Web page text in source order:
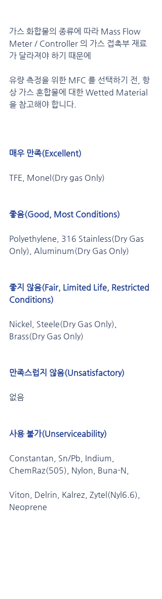
가스 화합물의 종류에 따라 Mass Flow
Meter / Controller 의 가스 접촉부 재료
가 달라져야 하기 때문에
유량 측정을 위한 MFC 를 선택하기 전, 항
상 가스 혼합물에 대한 Wetted Material
을 참고해야 합니다.
매우 만족(Excellent)
TFE, Monel(Dry gas Only)
좋음(Good, Most Conditions)
Polyethylene, 316 Stainless(Dry Gas
Only), Aluminum(Dry Gas Only)
좋지 않음(Fair, Limited Life, Restricted
Conditions)
Nickel, Steele(Dry Gas Only),
Brass(Dry Gas Only)
만족스럽지 않음(Unsatisfactory)
없음
사용 불가(Unserviceability)
Constantan, Sn/Pb, Indium,
ChemRaz(505), Nylon, Buna-N,
Viton, Delrin, Kalrez, Zytel(Nyl6.6),
Neoprene